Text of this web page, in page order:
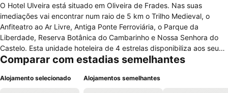
O Hotel Ulveira está situado em Oliveira de Frades. Nas suas
imediações vai encontrar num raio de 5 km o Trilho Medieval, o
Anfiteatro ao Ar Livre, Antiga Ponte Ferroviária, o Parque da
Liberdade, Reserva Botânica do Cambarinho e Nossa Senhora do
Castelo. Esta unidade hoteleira de 4 estrelas disponibiliza aos seus
clientes variadas comodidades e serviços, onde sobressaem o
terraço, jardim, garagem, serviço de amas, lojas no hotel e
Comparar com estadias semelhantes
Alojamento selecionado Alojamentos semelhantes